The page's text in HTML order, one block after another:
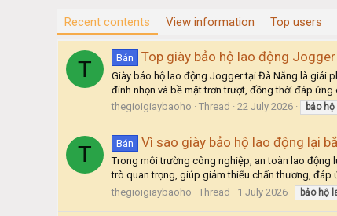
Recent contents View information Top users
T Bán Top giày bảo hộ lao động
Giày bảo hộ lao động Jogger tại Đà Nẵng là giải
đinh nhọn và bề mặt trơn trượt, đồng thời đáp
thegioigiaybaoho
Thread 22 July 2026 bảo hộ
T Bán Vì sao giày bảo hộ lao động lại
Trong môi trường công nghiệp, an toàn lao động
trò quan trọng, giúp giảm thiểu chấn thương, đáp
thegioigiaybaoho
Thread 1 July 2026 bảo hộ